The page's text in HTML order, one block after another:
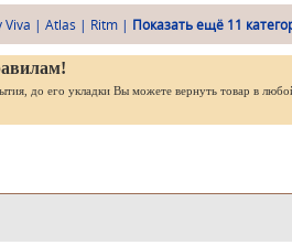
Viva | Atlas | Ritm | Показать ещё 11
до его укладки Вы можете вернуть товар в